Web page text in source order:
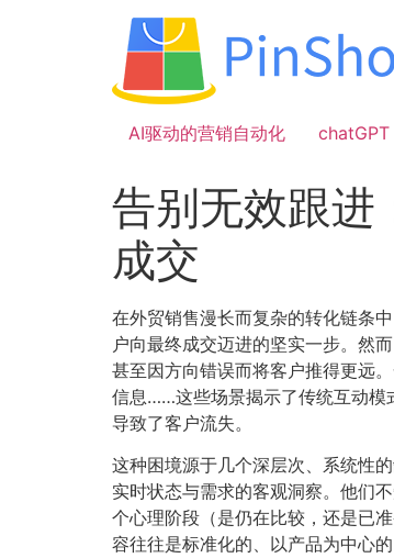
AI驱动的营销自动化
chatGPT
告别无效跟进
成交
在外贸销售漫长而复杂的转化链条
户向最终成交迈进的坚实一步。然
甚至因方向错误而将客户推得更远
信息……这些场景揭示了传统互动模
导致了客户流失。
这种困境源于几个深层次、系统性的
实时状态与需求的客观洞察。他们
个心理阶段（是仍在比较，还是已
容往往是标准化的、以产品为中心